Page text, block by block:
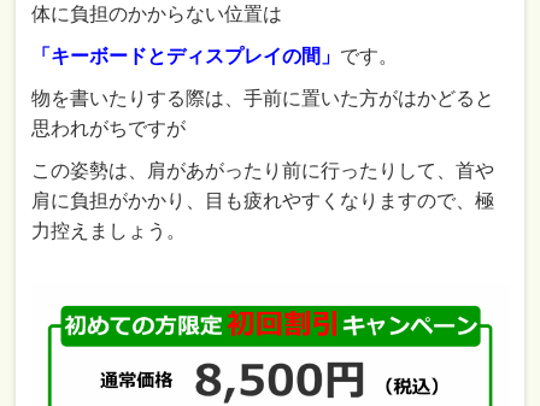
体に負担のかからない位置は
「キーボードとディスプレイの間」 です。
物を書いたりする際は、手前に置いた方がはかどると
思われがちですが
この姿勢は、肩があがったり前に行ったりして、首や
肩に負担がかかり、目も疲れやすくなりますので、極
力控えましょう。